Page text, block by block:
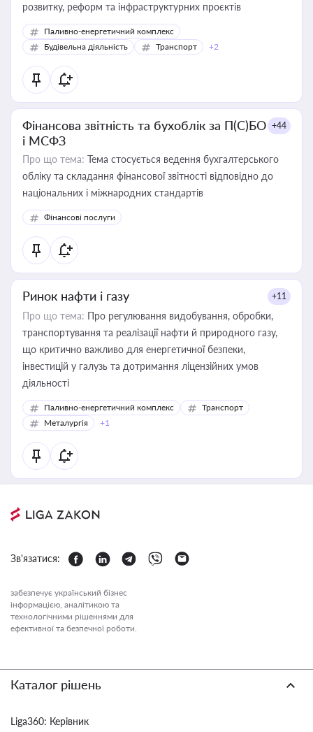
розвитку, реформ та інфраструктурних проєктів
Паливно-енергетичний комплекс
Будівельна діяльність
Транспорт +2
Фінансова звітність та бухоблік за П(С)БО
і МСФЗ
+44
Про що тема: Тема стосується ведення бухгалтерського
обліку та складання фінансової звітності відповідно до
національних і міжнародних стандартів
Фінансові послуги
Ринок нафти і газу +11
Про що тема: Про регулювання видобування, обробки,
транспортування та реалізації нафти й природного газу,
що критично важливо для енергетичної безпеки,
інвестицій у галузь та дотримання ліцензійних умов
діяльності
Паливно-енергетичний комплекс
Транспорт
Металургія
+1
Зв'язатися:
забезпечує український бізнес
інформацією, аналітикою та
технологічними рішеннями для
ефективної та безпечної роботи.
Каталог рішень
Liga360: Керівник